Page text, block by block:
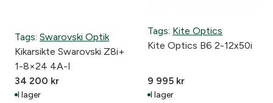
Tags: Swarovski Optik
Kikarsikte Swarovski Z8i+
1-8×24 4A-I
34 200 kr
I lager
Tags: Kite Optics
Kite Optics B6 2-12x50i
9 995 kr
I lager